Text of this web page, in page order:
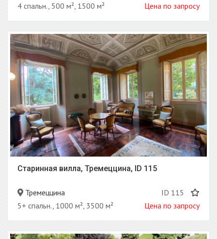
4 спальн., 500 м², 1500 м²
Цена по запросу
Старинная вилла, Тремеццина, ID 115
Тремеццина
ID 115
5+ спальн., 1000 м², 3500 м²
Цена по запросу